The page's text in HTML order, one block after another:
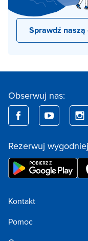
Sprawdź
Obserwuj nas:
Rezerwuj
Kontakt
Pomoc